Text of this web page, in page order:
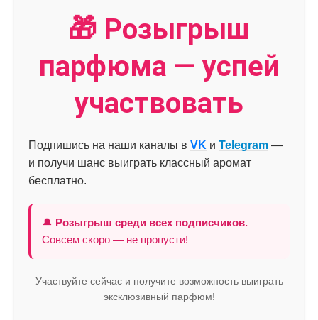
🎁 Розыгрыш
парфюма — успей
участвовать
Подпишись на наши каналы в VK и Telegram —
и получи шанс выиграть классный аромат
бесплатно.
🔔 Розыгрыш среди всех подписчиков.
Совсем скоро — не пропусти!
Участвуйте сейчас и получите возможность выиграть
эксклюзивный парфюм!